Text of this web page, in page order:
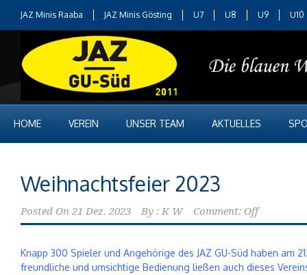
JAZ Minis Raaba JAZ Minis Gösting U7 U8 U9 U10
HOME VEREIN UNSER TEAM AKTUELLES
Weihnachtsfeier 2023
Posted On 21 Dez. 2023 By : K W Comment: Off
Knapp 300 Spieler und Angehörige des JAZ GU-Süd haben am
freundliche und umsichtige Bedienung ließen auch dieses